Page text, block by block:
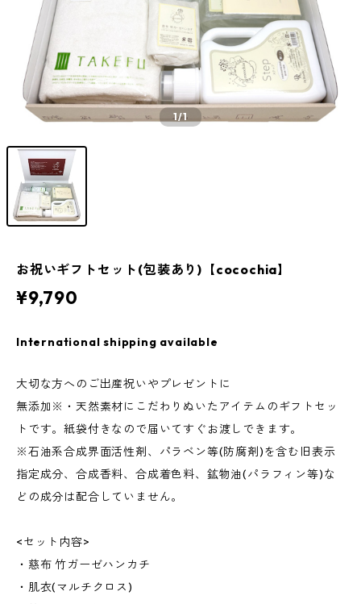
1/1
お祝いギフトセット(包装あり)【cocochia】
¥9,790
International shipping available
大切な方へのご出産祝いやプレゼントに
無添加※・天然素材にこだわりぬいたアイテムのギフトセッ
トです。紙袋付きなので届いてすぐお渡しできます。
※石油系合成界面活性剤、パラベン等(防腐剤)を含む旧表示
指定成分、合成香料、合成着色料、鉱物油(パラフィン等)な
どの成分は配合していません。
<セット内容>
・慈布 竹ガーゼハンカチ
・肌衣(マルチクロス)